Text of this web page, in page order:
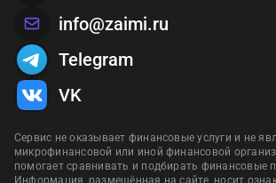
Сервис не оказывает финансовые услуги и не
микрофинансовой или иной финансовой
помогает сравнивать и подбирать финансовые
Информация, размещённая на сайте, носит
info@zaimi.ru
Telegram
VK